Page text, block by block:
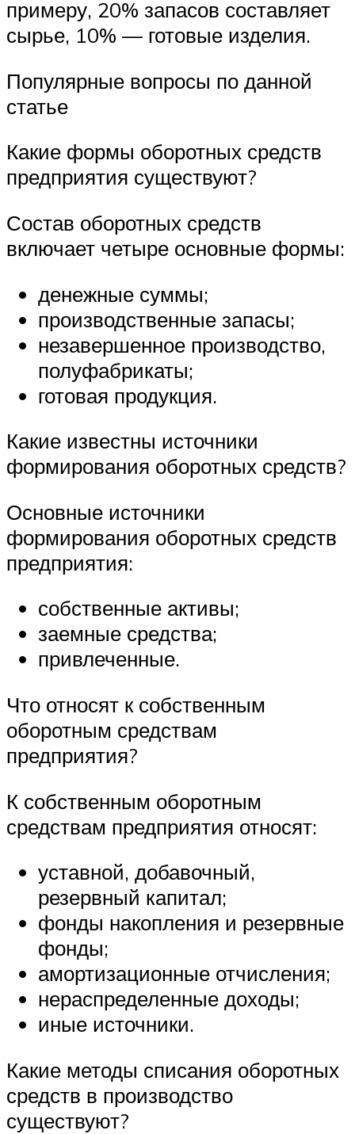
примеру, 20% запасов составляет
сырье, 10% — готовые изделия.
Популярные вопросы по данной
статье
Какие формы оборотных средств
предприятия существуют?
Состав оборотных средств
включает четыре основные формы:
денежные суммы;
производственные запасы;
незавершенное производство,
полуфабрикаты;
готовая продукция.
Какие известны источники
формирования оборотных средств?
Основные источники
формирования оборотных средств
предприятия:
собственные активы;
заемные средства;
привлеченные.
Что относят к собственным
оборотным средствам
предприятия?
К собственным оборотным
средствам предприятия относят:
уставной, добавочный,
резервный капитал;
фонды накопления и резервные
фонды;
амортизационные отчисления;
нераспределенные доходы;
иные источники.
Какие методы списания оборотных
средств в производство
существуют?